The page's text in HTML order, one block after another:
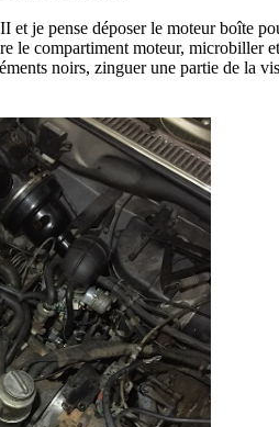
et je pense déposer le moteur boîte
le compartiment moteur, microbiller
noirs, zinguer une partie de la